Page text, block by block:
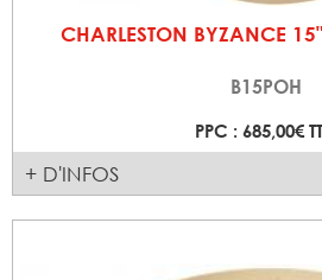
CHARLESTON BYZANCE
B15POH
PPC : 685,00€
+ D'INFOS